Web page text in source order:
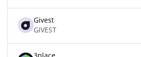
Givest
GIVEST